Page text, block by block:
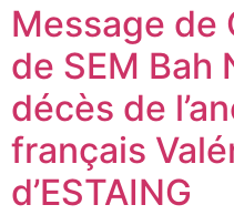
Message de
de SEM Bah
décès de
français
d’ESTAING